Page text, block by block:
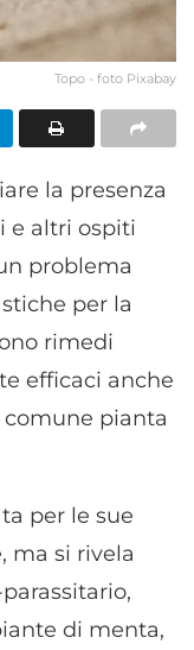
Topo - foto Pixabay
la presenza
e altri ospiti
problema
per la
rimedi
efficaci anche
pianta
per le sue
ma si rivela
di menta,